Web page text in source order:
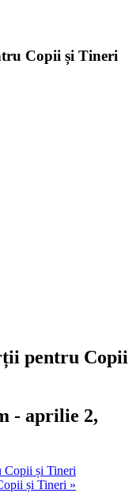
Copii și Tineri
pentru Copii
- aprilie 2,
Copii și Tineri
și Tineri »